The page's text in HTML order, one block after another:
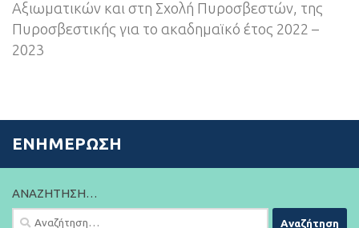
Αξιωματικών και στη Σχολή Πυροσβεστών, της
Πυροσβεστικής για το ακαδημαϊκό έτος 2022 –
2023
ΕΝΗΜΈΡΩΣΗ
ΑΝΑΖΉΤΗΣΗ…
Αναζήτηση